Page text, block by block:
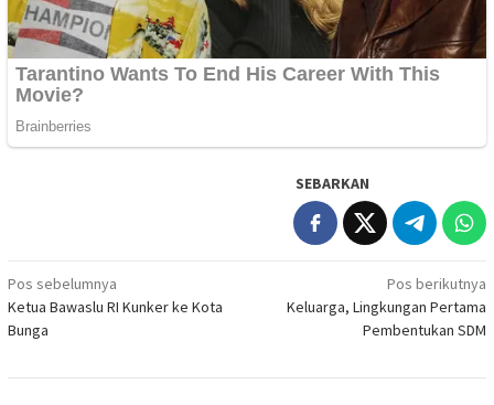
SEBARKAN
Navigasi
pos
Pos sebelumnya
Ketua Bawaslu RI Kunker ke Kota
Bunga
Pos berikutnya
Keluarga, Lingkungan Pertama
Pembentukan SDM